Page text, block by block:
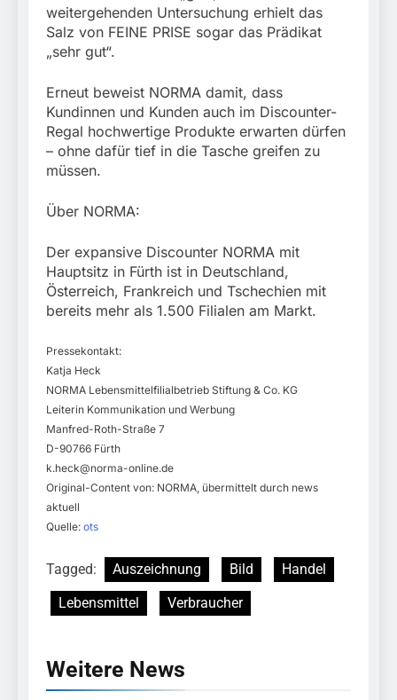
weitergehenden Untersuchung erhielt das
Salz von FEINE PRISE sogar das Prädikat
„sehr gut“.
Erneut beweist NORMA damit, dass
Kundinnen und Kunden auch im Discounter-
Regal hochwertige Produkte erwarten dürfen
– ohne dafür tief in die Tasche greifen zu
müssen.
Über NORMA:
Der expansive Discounter NORMA mit
Hauptsitz in Fürth ist in Deutschland,
Österreich, Frankreich und Tschechien mit
bereits mehr als 1.500 Filialen am Markt.
Pressekontakt:
Katja Heck
NORMA Lebensmittelfilialbetrieb Stiftung & Co. KG
Leiterin Kommunikation und Werbung
Manfred-Roth-Straße 7
D-90766 Fürth
k.heck@norma-online.de
Original-Content von: NORMA, übermittelt durch news
aktuell
Quelle: ots
Tagged: Auszeichnung Bild
Handel
Lebensmittel
Verbraucher
Weitere News